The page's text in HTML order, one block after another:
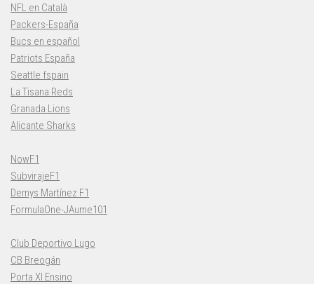
NFL en Català
Packers-España
Bucs en español
Patriots España
Seattle fspain
La Tisana Reds
Granada Lions
Alicante Sharks
NowF1
SubvirajeF1
Demys Martínez F1
FormulaOne-JAume101
Club Deportivo Lugo
CB Breogán
Porta XI Ensino